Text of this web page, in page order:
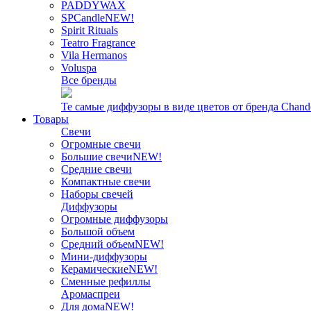
PADDYWAX
SPCandleNEW!
Spirit Rituals
Teatro Fragrance
Vila Hermanos
Voluspa
Все бренды
Те самые диффузоры в виде цветов от бренда
Товары
Свечи
Огромные свечи
Большие свечиNEW!
Средние свечи
Компактные свечи
Наборы свечей
Диффузоры
Огромные диффузоры
Большой объем
Средний объемNEW!
Мини-диффузоры
КерамическиеNEW!
Сменные рефиллы
Аромаспреи
Для домаNEW!